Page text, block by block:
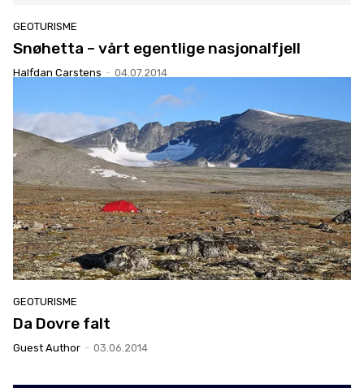
GEOTURISME
Snøhetta – vårt egentlige nasjonalfjell
Halfdan Carstens - 04.07.2014
GEOTURISME
Da Dovre falt
Guest Author - 03.06.2014